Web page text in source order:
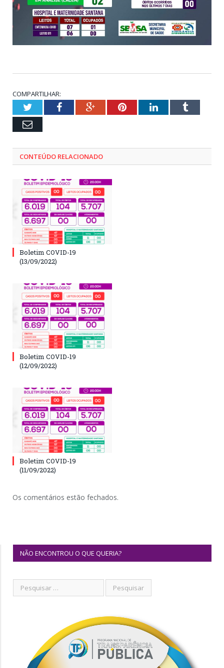
COMPARTILHAR:
TwitterFacebookGoogle+PinterestLinkedInTumblr
Email
CONTEÚDO RELACIONADO
Boletim COVID-19
(13/09/2022)
Boletim COVID-19
(12/09/2022)
Boletim COVID-19
(11/09/2022)
Os comentários estão fechados.
NÃO ENCONTROU O QUE QUERIA?